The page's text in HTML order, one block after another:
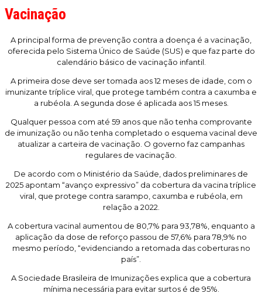
Vacinação
A principal forma de prevenção contra a doença é a vacinação,
oferecida pelo Sistema Único de Saúde (SUS) e que faz parte do
calendário básico de vacinação infantil.
A primeira dose deve ser tomada aos 12 meses de idade, com o
imunizante tríplice viral, que protege também contra a caxumba e
a rubéola. A segunda dose é aplicada aos 15 meses.
Qualquer pessoa com até 59 anos que não tenha comprovante
de imunização ou não tenha completado o esquema vacinal deve
atualizar a carteira de vacinação. O governo faz campanhas
regulares de vacinação.
De acordo com o Ministério da Saúde, dados preliminares de
2025 apontam “avanço expressivo” da cobertura da vacina tríplice
viral, que protege contra sarampo, caxumba e rubéola, em
relação a 2022.
A cobertura vacinal aumentou de 80,7% para 93,78%, enquanto a
aplicação da dose de reforço passou de 57,6% para 78,9% no
mesmo período, “evidenciando a retomada das coberturas no
país”.
A Sociedade Brasileira de Imunizações explica que a cobertura
mínima necessária para evitar surtos é de 95%.